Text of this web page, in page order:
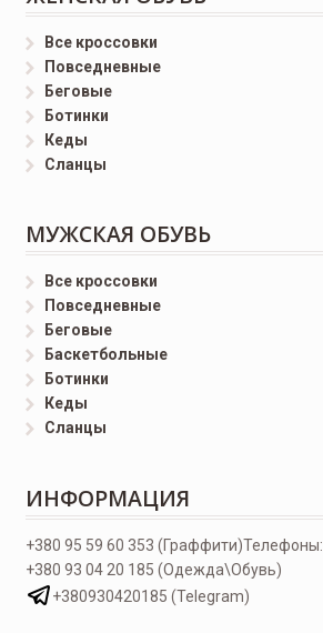
Все кроссовки
Повседневные
Беговые
Ботинки
Кеды
Сланцы
МУЖСКАЯ ОБУВЬ
Все кроссовки
Повседневные
Беговые
Баскетбольные
Ботинки
Кеды
Сланцы
ИНФОРМАЦИЯ
Телефоны:
+380 95 59 60 353 (Граффити)
+380 93 04 20 185 (Одежда\Обувь)
+380930420185 (Telegram)